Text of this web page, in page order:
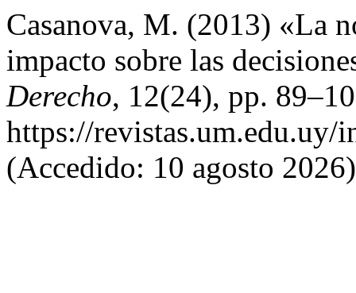
Casanova, M. (2013) «La
impacto sobre las
Derecho, 12(24), pp.
https://revistas.um.edu.uy/
(Accedido: 10 agosto